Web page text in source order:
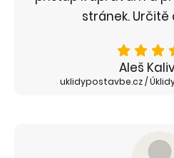
stránek.
Aleš
uklidypostavbe.cz /